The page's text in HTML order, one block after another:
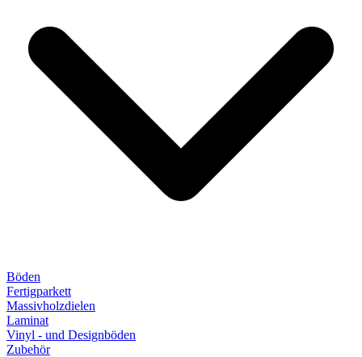
Böden
Fertigparkett
Massivholzdielen
Laminat
Vinyl - und Designböden
Zubehör